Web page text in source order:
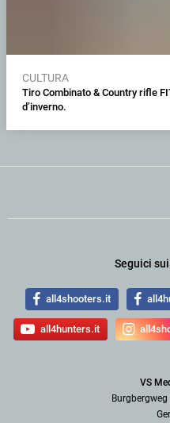
CULTURA
Tiro Combinato & Country rifle
d’inverno.
Seguici
all4shooters.it
all4hunters.it
VS